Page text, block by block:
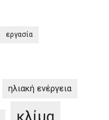
εργασία
ηλιακή ενέργεια